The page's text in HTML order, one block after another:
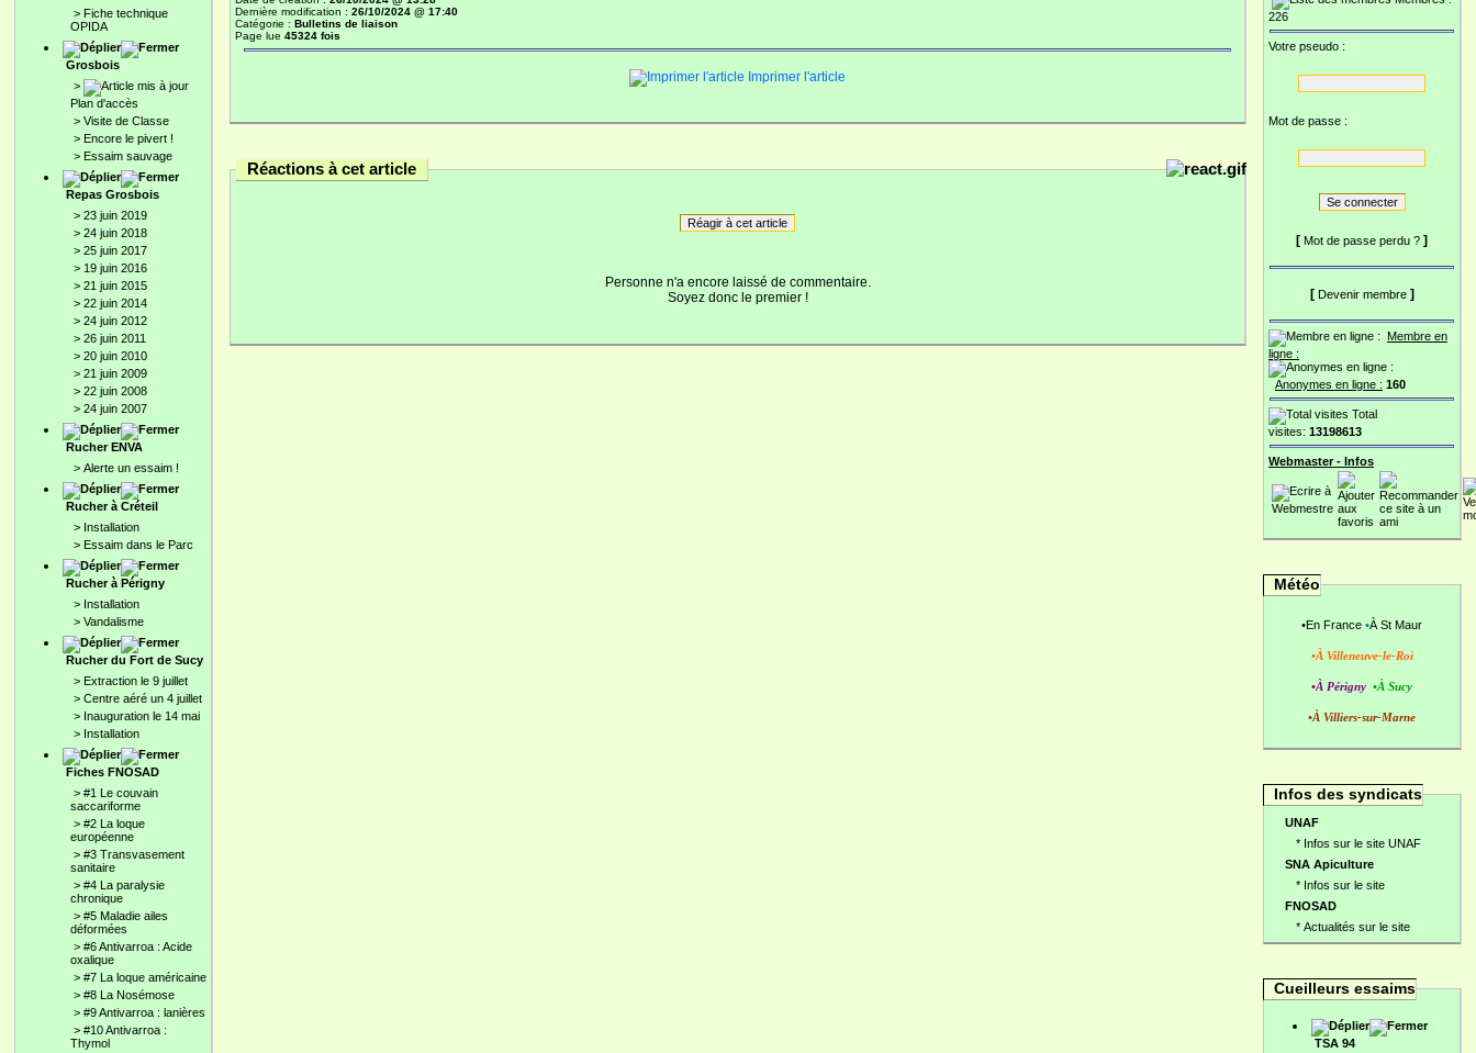
> Fiche technique
OPIDA
Grosbois
>
Plan d'accès
> Visite de Classe
> Encore le pivert !
> Essaim sauvage
Repas Grosbois
> 23 juin 2019
> 24 juin 2018
> 25 juin 2017
> 19 juin 2016
> 21 juin 2015
> 22 juin 2014
> 24 juin 2012
> 26 juin 2011
> 20 juin 2010
> 21 juin 2009
> 22 juin 2008
> 24 juin 2007
Rucher ENVA
> Alerte un essaim !
Rucher à Créteil
> Installation
> Essaim dans le Parc
Rucher à Périgny
> Installation
> Vandalisme
Rucher du Fort de Sucy
> Extraction le 9 juillet
> Centre aéré un 4 juillet
> Inauguration le 14 mai
> Installation
Fiches FNOSAD
> #1 Le couvain
saccariforme
> #2 La loque
européenne
> #3 Transvasement
sanitaire
> #4 La paralysie
chronique
> #5 Maladie ailes
déformées
> #6 Antivarroa : Acide
oxalique
> #7 La loque américaine
> #8 La Nosémose
> #9 Antivarroa : lanières
> #10 Antivarroa :
Thymol
Dernière modification : 26/10/2024 @ 17:40
Catégorie : Bulletins de liaison
Page lue 45324 fois
Imprimer l'article
Réactions à cet article
Réagir à cet article
Personne n'a encore laissé de commentaire.
Soyez donc le premier !
226
Votre pseudo :
Mot de passe :
[ Mot de passe perdu ? ]
[ Devenir membre]
Membre en
ligne :
Anonymes en ligne : 160
Total
visites: 13198613
Webmaster - Infos
Météo
•En France •À St Maur
•À Villeneuve-le-Roi
•À Périgny •À Sucy
•À Villiers-sur-Marne
Infos des syndicats
UNAF
* Infos sur le site UNAF
SNA Apiculture
* Infos sur le site
FNOSAD
* Actualités sur le site
Cueilleurs essaims
TSA 94